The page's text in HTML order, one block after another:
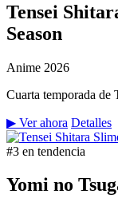
Tensei
Season
Anime 2026
Cuarta temporada de
▶ Ver ahora Detalles
#3 en tendencia
Yomi no